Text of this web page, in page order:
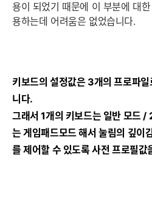
용이 되었기 때문에 이 부분에 대
용하는데 어려움은 없었습니다.
키보드의 설정값은 3개의 프로파
니다.
그래서 1개의 키보드는 일반 모드 /
는 게임패드모드 해서 눌림의 깊이
를 제어할 수 있도록 사전 프로필값